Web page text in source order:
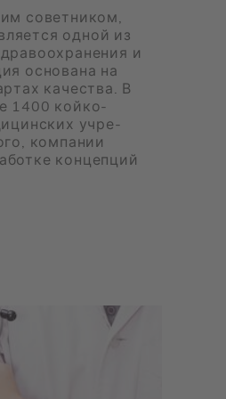
со­вет­ни­ком,
од­ной из
и
ос­но­ва­на на
ка­че­ства. В
1400 кой­ко-
учре­
ком­па­нии
кон­цеп­ций